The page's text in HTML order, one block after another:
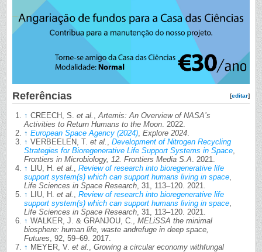
[editar]
Referências
↑ CREECH, S. et al. ,Artemis: An Overview of NASA’s
Activities to Return Humans to the Moon. 2022.
↑ European Space Agency (2024), Explore 2024.
↑ VERBEELEN, T. et al. , Development of Nitrogen Recycling
Strategies for Bioregenerative Life Support Systems in Space,
Frontiers in Microbiology, 12. Frontiers Media S.A. 2021.
↑ LIU, H. et al. , Review of research into bioregenerative life
support system(s) which can support humans living in space,
Life Sciences in Space Research, 31, 113–120. 2021.
↑ LIU, H. et al. , Review of research into bioregenerative life
support system(s) which can support humans living in space,
Life Sciences in Space Research, 31, 113–120. 2021.
↑ WALKER, J. & GRANJOU, C., MELiSSA the minimal
biosphere: human life, waste andrefuge in deep space,
Futures, 92, 59–69. 2017.
↑ MEYER, V. et al. , Growing a circular economy withfungal